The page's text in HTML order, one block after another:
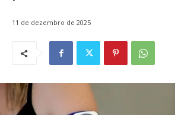
11 de dezembro de 2025